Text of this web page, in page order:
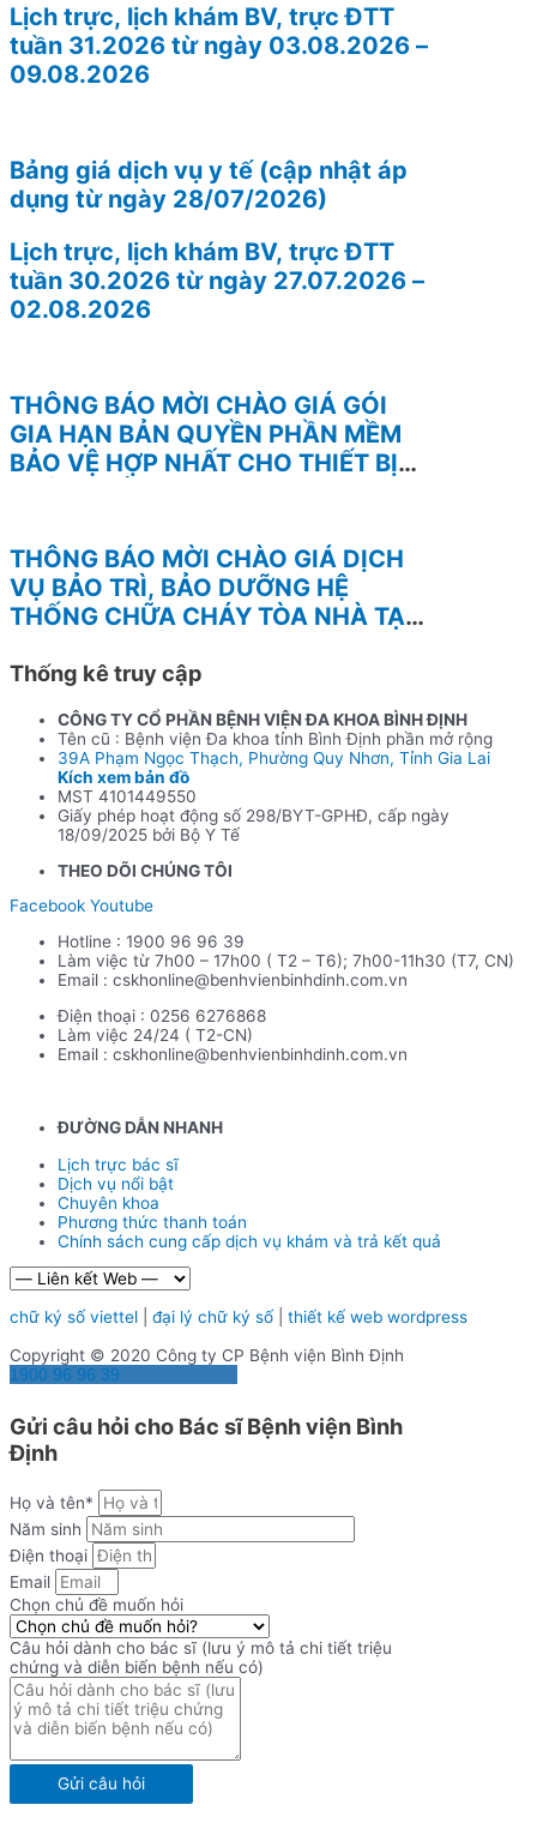
Lịch trực, lịch khám BV, trực ĐTT
tuần 31.2026 từ ngày 03.08.2026 –
09.08.2026
Bảng giá dịch vụ y tế (cập nhật áp
dụng từ ngày 28/07/2026)
Lịch trực, lịch khám BV, trực ĐTT
tuần 30.2026 từ ngày 27.07.2026 –
02.08.2026
THÔNG BÁO MỜI CHÀO GIÁ GÓI
GIA HẠN BẢN QUYỀN PHẦN MỀM
BẢO VỆ HỢP NHẤT CHO THIẾT BỊ
THÔNG BÁO MỜI CHÀO GIÁ DỊCH
VỤ BẢO TRÌ, BẢO DƯỠNG HỆ
THỐNG CHỮA CHÁY TÒA NHÀ TẠI
Thống kê truy cập
CÔNG TY CỔ PHẦN BỆNH VIỆN ĐA KHOA BÌNH ĐỊNH
Tên cũ : Bệnh viện Đa khoa tỉnh Bình Định phần mở rộng
39A Phạm Ngọc Thạch, Phường Quy Nhơn, Tỉnh Gia Lai
Kích xem bản đồ
MST 4101449550
Giấy phép hoạt động số 298/BYT-GPHĐ, cấp ngày
18/09/2025 bởi Bộ Y Tế
THEO DÕI CHÚNG TÔI
Facebook Youtube
Hotline : 1900 96 96 39
Làm việc từ 7h00 – 17h00 ( T2 – T6); 7h00-11h30 (T7, CN)
Email : cskhonline@benhvienbinhdinh.com.vn
Điện thoại : 0256 6276868
Làm việc 24/24 ( T2-CN)
Email : cskhonline@benhvienbinhdinh.com.vn
ĐƯỜNG DẪN NHANH
Lịch trực bác sĩ
Dịch vụ nổi bật
Chuyên khoa
Phương thức thanh toán
Chính sách cung cấp dịch vụ khám và trả kết quả
chữ ký số viettel đại lý chữ ký số
thiết kế web wordpress
Copyright © 2020 Công ty CP Bệnh viện Bình Định
1900 96 96 39
Gửi câu hỏi cho Bác sĩ Bệnh viện Bình
Định
Họ và tên*
Năm sinh
Điện thoại
Email
Chọn chủ đề muốn hỏi
Câu hỏi dành cho bác sĩ (lưu ý mô tả chi tiết triệu
chứng và diễn biến bệnh nếu có)
Gửi câu hỏi